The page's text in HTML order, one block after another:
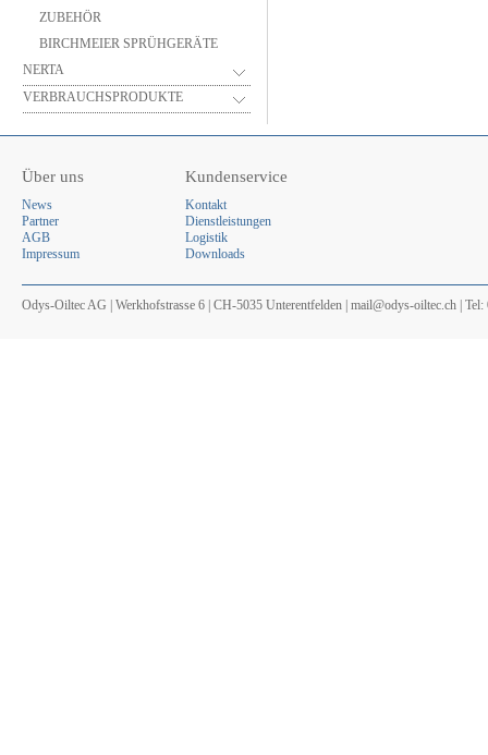
ZUBEHÖR
BIRCHMEIER SPRÜHGERÄTE
NERTA
VERBRAUCHSPRODUKTE
Über uns
News
Partner
AGB
Impressum
Kundenservice
Kontakt
Dienstleistungen
Logistik
Downloads
Odys-Oiltec AG | Werkhofstrasse 6 | CH-5035 Unterentfelden | mail@odys-oiltec.ch |